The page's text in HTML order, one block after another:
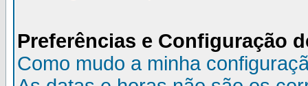
Preferências e Configuração
Como mudo a minha